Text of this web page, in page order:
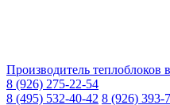
Производитель теплоблоков
8 (926) 275-22-54
8 (495) 532-40-42 8 (926) 393-